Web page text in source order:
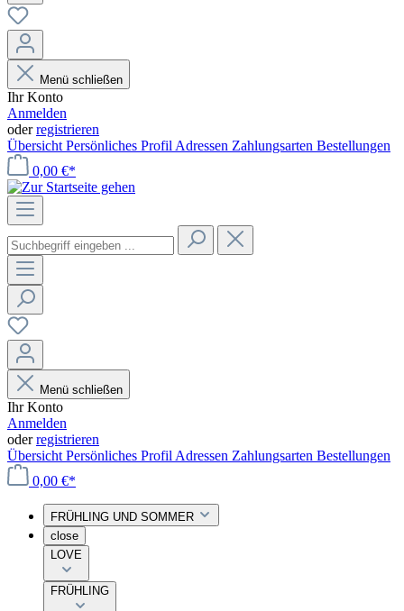
Menü schließen
Ihr Konto
Anmelden
oderregistrieren
Übersicht Persönliches Profil Adressen Zahlungsarten Bestellungen
0,00 €*
Menü schließen
Ihr Konto
Anmelden
oderregistrieren
Übersicht Persönliches Profil Adressen Zahlungsarten Bestellungen
0,00 €*
FRÜHLING UND SOMMER
close
LOVE
FRÜHLING